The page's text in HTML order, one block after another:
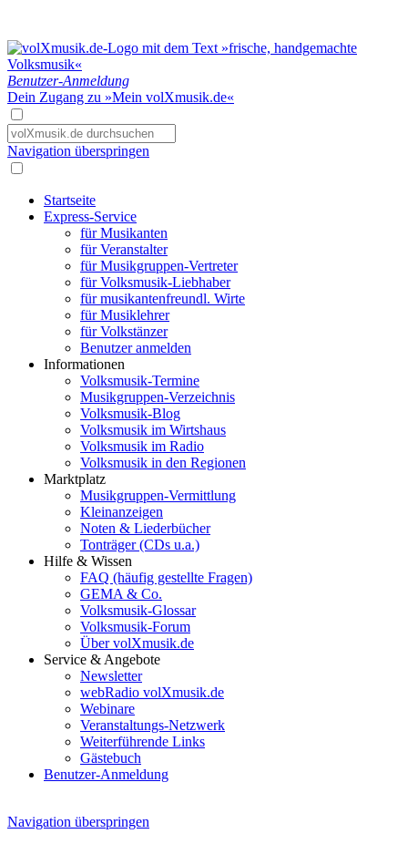
Benutzer-Anmeldung
Dein Zugang zu »Mein volXmusik.de«
Navigation überspringen
Startseite
Express-Service
für Musikanten
für Veranstalter
für Musikgruppen-Vertreter
für Volksmusik-Liebhaber
für musikantenfreundl. Wirte
für Musiklehrer
für Volkstänzer
Benutzer anmelden
Informationen
Volksmusik-Termine
Musikgruppen-Verzeichnis
Volksmusik-Blog
Volksmusik im Wirtshaus
Volksmusik im Radio
Volksmusik in den Regionen
Marktplatz
Musikgruppen-Vermittlung
Kleinanzeigen
Noten & Liederbücher
Tonträger (CDs u.a.)
Hilfe & Wissen
FAQ (häufig gestellte Fragen)
GEMA & Co.
Volksmusik-Glossar
Volksmusik-Forum
Über volXmusik.de
Service & Angebote
Newsletter
webRadio volXmusik.de
Webinare
Veranstaltungs-Netzwerk
Weiterführende Links
Gästebuch
Benutzer-Anmeldung
Navigation überspringen